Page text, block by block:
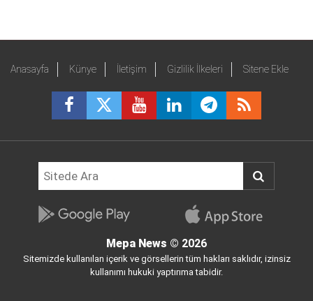
Anasayfa Künye İletişim Gizlilik İlkeleri Sitene Ekle
Mepa News © 2026
Sitemizde kullanılan içerik ve görsellerin tüm hakları saklıdır, izinsiz
kullanımı hukuki yaptırıma tabidir.